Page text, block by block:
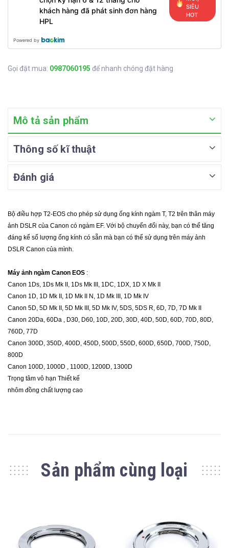
khách hàng đã phát sinh đơn hàng
HPL
SIÊU
HOT
Powered by
Gọi đặt mua: 0987060195 để nhanh chóng đặt hàng
Mô tả sản phẩm
Thông số kĩ thuật
Đánh giá
Bộ điều hợp T2-EOS cho phép sử dụng ống kính ngàm T, T2 trên thân máy
ảnh DSLR của Canon có ngàm EF. Với bộ chuyển đổi này, bạn có thể tăng
đáng kể số lượng ống kính có sẵn mà bạn có thể sử dụng trên máy ảnh
DSLR Canon của mình.
Máy ảnh ngàm Canon EOS :
Canon 1Ds, 1Ds Mk II, 1Ds Mk III, 1DC, 1DX, 1D X Mk II
Canon 1D, 1D Mk II, 1D Mk II N, 1D Mk III, 1D Mk IV
Canon 5D, 5D Mk II, 5D Mk III, 5D Mk IV, 5DS, 5DS R, 6D, 7D, 7D Mk II
Canon 20Da, 60Da , D30, D60, 10D, 20D, 30D, 40D, 50D, 60D, 70D, 80D,
760D, 77D
Canon 300D, 350D, 400D, 450D, 500D, 550D, 600D, 650D, 700D, 750D,
800D
Canon 100D, 1000D , 1100D, 1200D, 1300D
Trọng tâm vô hạn Thiết kế
nhôm đồng chất lượng cao
Sản phẩm cùng loại